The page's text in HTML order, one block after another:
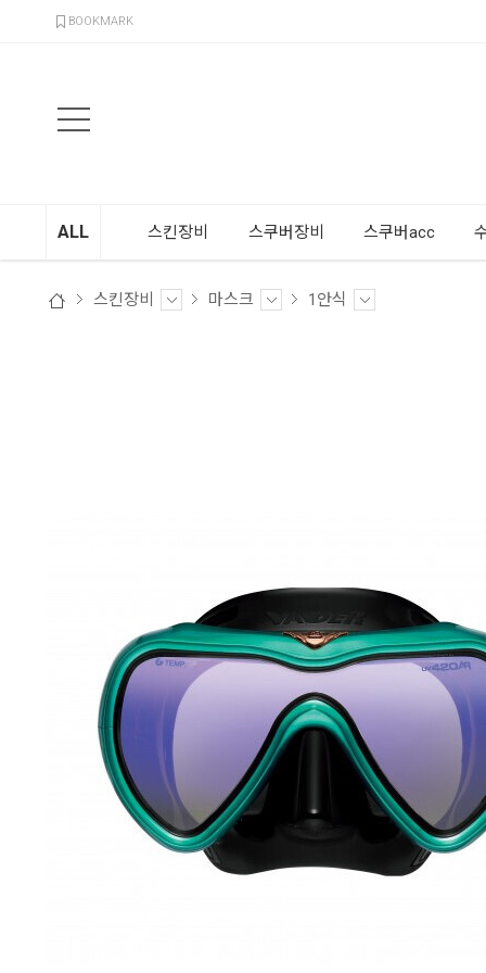
BOOKMARK
ALL 스킨장비 스쿠버장비 스쿠버acc
스킨장비 마스크 1안식